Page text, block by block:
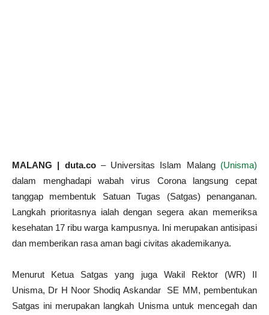
MALANG | duta.co– Universitas Islam Malang (Unisma)
dalam menghadapi wabah virus Corona langsung cepat
tanggap membentuk Satuan Tugas (Satgas) penanganan.
Langkah prioritasnya ialah dengan segera akan memeriksa
kesehatan 17 ribu warga kampusnya. Ini merupakan antisipasi
dan memberikan rasa aman bagi civitas akademikanya.
Menurut Ketua Satgas yang juga Wakil Rektor (WR) II
Unisma, Dr H Noor Shodiq Askandar SE MM, pembentukan
Satgas ini merupakan langkah Unisma untuk mencegah dan